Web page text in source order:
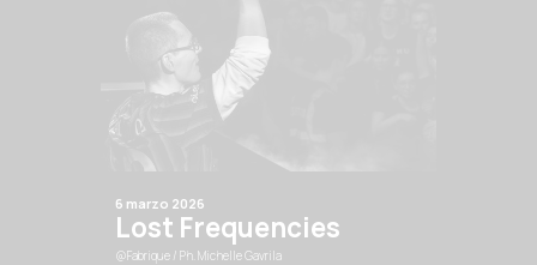
6 marzo 2026
Lost Frequencies
@Fabrique / Ph. Michelle Gavrila